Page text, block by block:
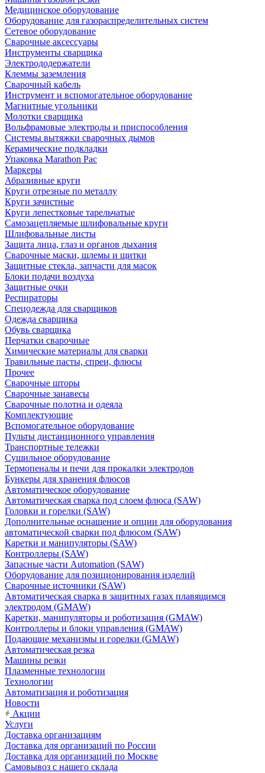
Медицинское оборудование
Оборудование для газораспределительных систем
Сетевое оборудование
Сварочные аксессуары
Инструменты сварщика
Электрододержатели
Клеммы заземления
Сварочный кабель
Инструмент и вспомогательное оборудование
Магнитные угольники
Молотки сварщика
Вольфрамовые электроды и приспособления
Системы вытяжки сварочных дымов
Керамические подкладки
Упаковка Marathon Pac
Маркеры
Абразивные круги
Круги отрезные по металлу
Круги зачистные
Круги лепестковые тарельчатые
Самозацепляемые шлифовальные круги
Шлифовальные листы
Защита лица, глаз и органов дыхания
Сварочные маски, шлемы и щитки
Защитные стекла, запчасти для масок
Блоки подачи воздуха
Защитные очки
Респираторы
Спецодежда для сварщиков
Одежда сварщика
Обувь сварщика
Перчатки сварочные
Химические материалы для сварки
Травильные пасты, спреи, флюсы
Прочее
Сварочные шторы
Сварочные занавесы
Сварочные полотна и одеяла
Комплектующие
Вспомогательное оборудование
Пульты дистанционного управления
Транспортные тележки
Сушильное оборудование
Термопеналы и печи для прокалки электродов
Бункеры для хранения флюсов
Автоматическое оборудование
Автоматическая сварка под слоем флюса (SAW)
Головки и горелки (SAW)
Дополнительные оснащение и опции для оборудования
автоматической сварки под флюсом (SAW)
Каретки и манипуляторы (SAW)
Контроллеры (SAW)
Запасные части Automation (SAW)
Оборудование для позиционирования изделий
Сварочные источники (SAW)
Автоматическая сварка в защитных газах плавящимся
электродом (GMAW)
Каретки, манипуляторы и роботизация (GMAW)
Контроллеры и блоки управления (GMAW)
Подающие механизмы и горелки (GMAW)
Автоматическая резка
Машины резки
Плазменные технологии
Технологии
Автоматизация и роботизация
Новости
Акции
Услуги
Доставка организациям
Доставка для организаций по России
Доставка для организаций по Москве
Самовывоз с нашего склада